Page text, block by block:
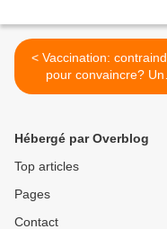
< Vaccination: contraindre
pour convaincre? Un
rapport délirant...
Hébergé par Overblog
Top articles
Pages
Contact